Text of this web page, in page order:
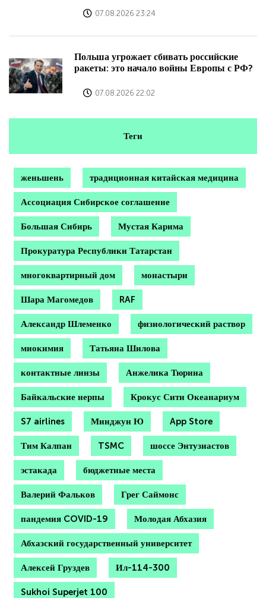
07.08.2026 23:24
Польша угрожает сбивать российские
ракеты: это начало войны Европы с РФ?
07.08.2026 22:02
Теги
женьшень традиционная китайская медицина
Ассоциация Сибирское соглашение
Большая Сибирь Мустая Карима
Прокуратура Республики Татарстан
многоквартирный дом монастыри
Шара Магомедов RAF
Александр Шлеменко физиологический раствор
миокимия Татьяна Шилова
контактные линзы Анжелика Тюрина
Байкальские нерпы Крокус Сити Океанариум
S7 airlines Минджун Ю App Store
Тим Калпан TSMC шоссе Энтузиастов
эстакада бюджетные места
Валерий Фальков Грег Саймонс
пандемия COVID-19 Молодая Абхазия
Абхазский государственный университет
Алексей Груздев Ил-114-300
Sukhoi Superjet 100